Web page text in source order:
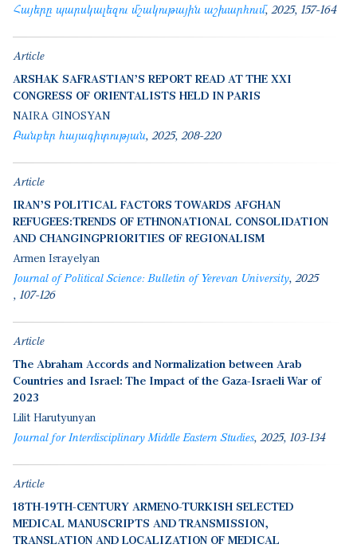
Հայերը պարսկալեզու մշակութային աշխարհում 2025 157-164
Article
ARSHAK SAFRASTIAN’S REPORT READ AT THE XXI
CONGRESS OF ORIENTALISTS HELD IN PARIS
NAIRA GINOSYAN
Բանբեր հայագիտության 2025 208-220
Article
IRAN’S POLITICAL FACTORS TOWARDS AFGHAN
REFUGEES:TRENDS OF ETHNONATIONAL CONSOLIDATION
AND CHANGINGPRIORITIES OF REGIONALISM
Armen Israyelyan
Journal of Political Science: Bulletin of Yerevan University 2025
107-126
Article
The Abraham Accords and Normalization between Arab
Countries and Israel: The Impact of the Gaza-Israeli War of
2023
Lilit Harutyunyan
Journal for Interdisciplinary Middle Eastern Studies 2025 103-134
Article
18TH-19TH-CENTURY ARMENO-TURKISH SELECTED
MEDICAL MANUSCRIPTS AND TRANSMISSION,
TRANSLATION AND LOCALIZATION OF MEDICAL